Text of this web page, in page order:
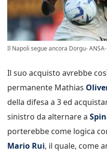
Il Napoli segue ancora Dorgu-
Il suo acquisto avrebbe
permanente Mathias
della difesa a 3 ed
sinistro da alternare a
porterebbe come logica
Mario Rui, il quale, come